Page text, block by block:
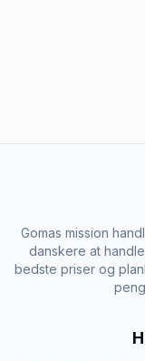
Gomas mission
danskere at
bedste priser og